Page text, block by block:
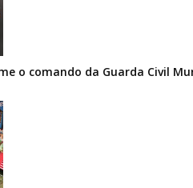
o comando da Guarda Civil